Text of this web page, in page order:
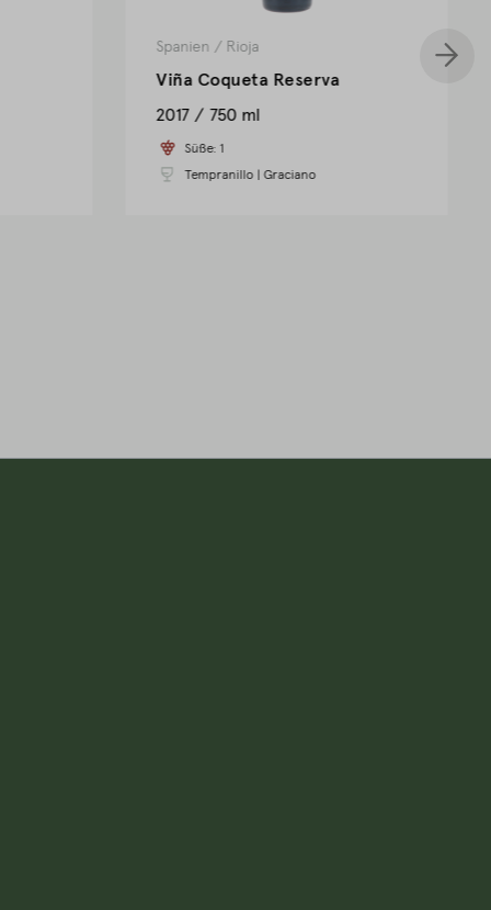
Spanien / Rioja
Viña Coqueta Reserva
2017
750 ml
Süße:1
Tempranillo |Graciano